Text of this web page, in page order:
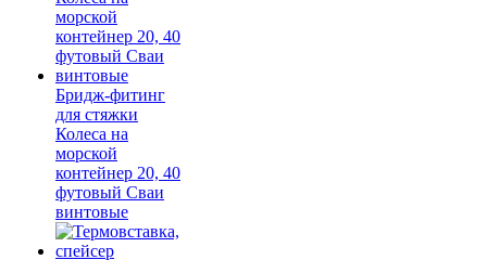
Бридж-фитинг
для стяжки
Колеса на
морской
контейнер 20, 40
футовый Сваи
винтовые